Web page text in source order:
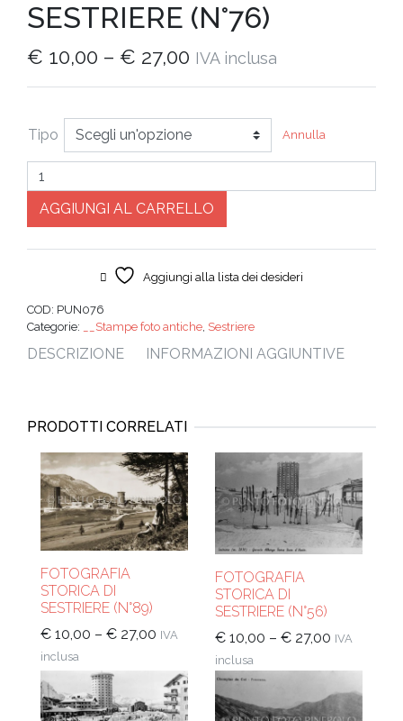
SESTRIERE (N°76)
€ 10,00 – € 27,00 IVA inclusa
Tipo Annulla
Quantità
AGGIUNGI AL CARRELLO
Aggiungi alla lista dei desideri
COD: PUN076
Categorie:
__Stampe foto antiche Sestriere
DESCRIZIONE INFORMAZIONI AGGIUNTIVE
PRODOTTI CORRELATI
FOTOGRAFIA
STORICA DI
SESTRIERE (N°89)
€ 10,00 – € 27,00 IVA
inclusa
FOTOGRAFIA
STORICA DI
SESTRIERE (N°56)
€ 10,00 – € 27,00 IVA
inclusa